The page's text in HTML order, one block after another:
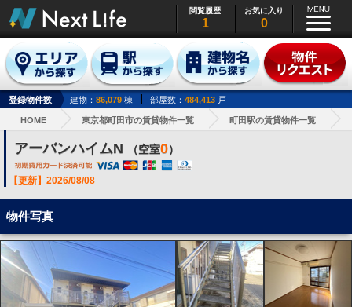
閲覧履歴
1
お気に入り
0
登録物件数 建物： 86,079 棟 部屋数： 484,413 戸
HOME 東京都町田市の賃貸物件一覧 町田駅の賃貸物件一覧
アーバンハイムN （空室0）
【更新】2026/08/08
物件写真